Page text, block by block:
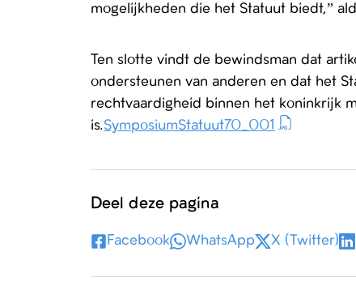
mogelijkheden die het Statuut biedt,”
Ten slotte vindt de bewindsman dat
ondersteunen van anderen en dat het
rechtvaardigheid binnen het koninkrijk
is.SymposiumStatuut70_001
Deel deze pagina
Facebook WhatsApp X (Twitter)